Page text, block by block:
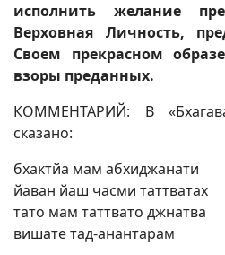
исполнить желание
Верховная Личность,
Своем прекрасном
взоры преданных.
КОММЕНТАРИЙ: В
сказано:
бхактйа мам абхиджанати
йаван йаш часми таттватах
тато мам таттвато джнатва
вишате тад-анантарам